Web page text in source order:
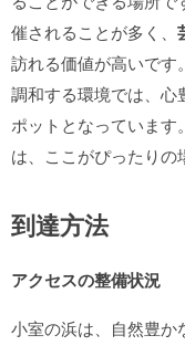
催されることが多く、
訪れる価値が高いです
調和する環境では、心
ポットとなっています
は、ここがぴったりの
到達方法
アクセスの整備状況
小室の浜は、自然豊か